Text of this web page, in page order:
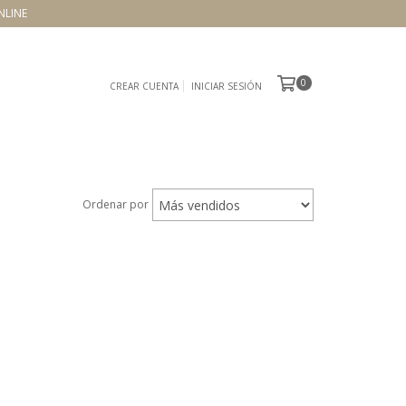
CREAR CUENTA INICIAR SESIÓN 0
Ordenar por